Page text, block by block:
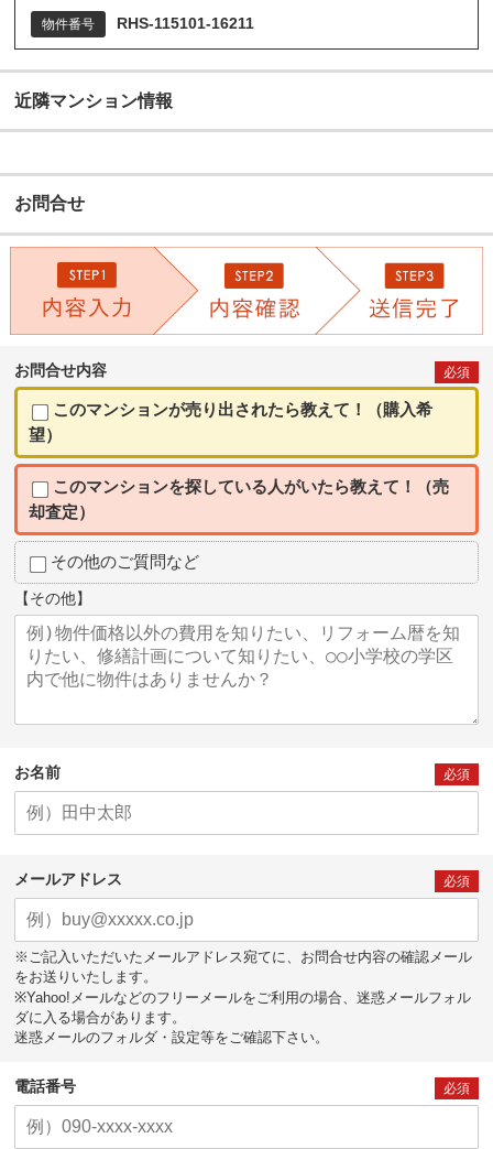
物件番号 RHS-115101-16211
近隣マンション情報
お問合せ
お問合せ内容 必須
このマンションが売り出されたら教えて！（購入希
望）
このマンションを探している人がいたら教えて！（売
却査定）
その他のご質問など
【その他】
お名前 必須
メールアドレス 必須
※ご記入いただいたメールアドレス宛てに、お問合せ内容の確認メール
をお送りいたします。
※Yahoo!メールなどのフリーメールをご利用の場合、迷惑メールフォル
ダに入る場合があります。
迷惑メールのフォルダ・設定等をご確認下さい。
電話番号 必須